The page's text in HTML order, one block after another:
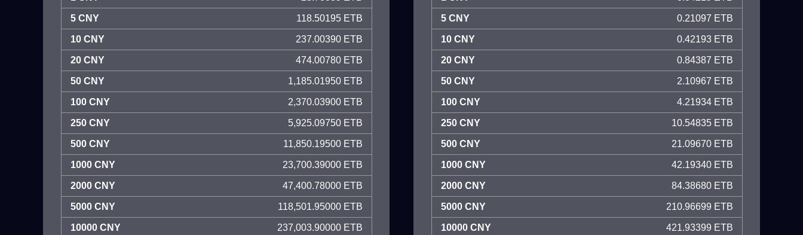
5 CNY 118.50195 ETB
10 CNY 237.00390 ETB
20 CNY 474.00780 ETB
50 CNY 1,185.01950 ETB
100 CNY 2,370.03900 ETB
250 CNY 5,925.09750 ETB
500 CNY 11,850.19500 ETB
1000 CNY 23,700.39000 ETB
2000 CNY 47,400.78000 ETB
5000 CNY 118,501.95000 ETB
10000 CNY 237,003.90000 ETB
5 CNY 0.21097 ETB
10 CNY 0.42193 ETB
20 CNY 0.84387 ETB
50 CNY 2.10967 ETB
100 CNY 4.21934 ETB
250 CNY 10.54835 ETB
500 CNY 21.09670 ETB
1000 CNY 42.19340 ETB
2000 CNY 84.38680 ETB
5000 CNY 210.96699 ETB
10000 CNY 421.93399 ETB